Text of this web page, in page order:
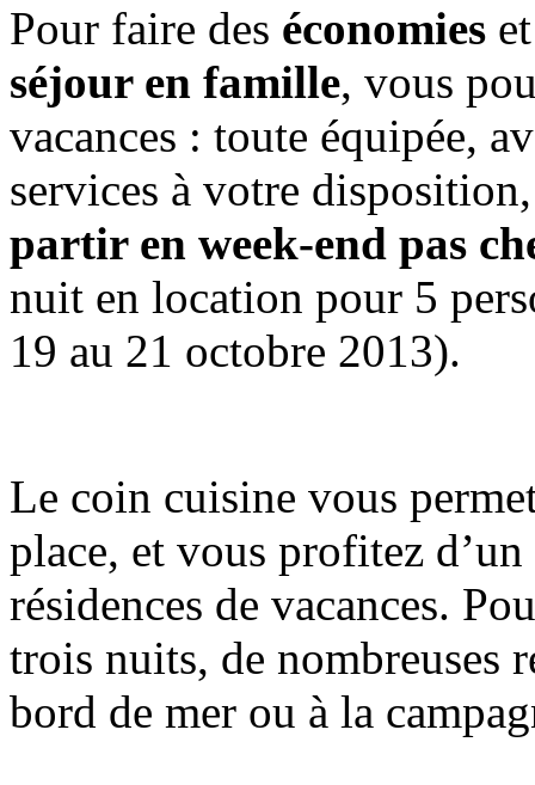
Pour faire des économies
séjour en famille, vous
vacances : toute équipée,
services à votre
partir en week-end pas
nuit en location pour 5
19 au 21 octobre 2013).
Le coin cuisine vous
place, et vous profitez
résidences de vacances.
trois nuits, de nombreuses
bord de mer ou à la